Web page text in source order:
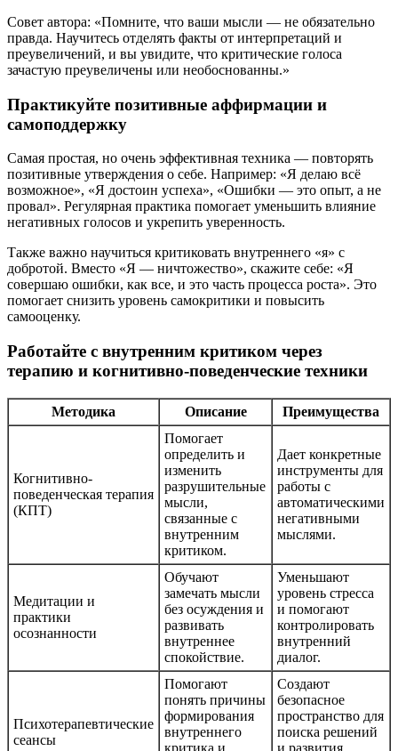
Совет автора: «Помните, что ваши мысли — не обязательно
правда. Научитесь отделять факты от интерпретаций и
преувеличений, и вы увидите, что критические голоса
зачастую преувеличены или необоснованны.»
Практикуйте позитивные аффирмации и
самоподдержку
Самая простая, но очень эффективная техника — повторять
позитивные утверждения о себе. Например: «Я делаю всё
возможное», «Я достоин успеха», «Ошибки — это опыт, а не
провал». Регулярная практика помогает уменьшить влияние
негативных голосов и укрепить уверенность.
Также важно научиться критиковать внутреннего «я» с
добротой. Вместо «Я — ничтожество», скажите себе: «Я
совершаю ошибки, как все, и это часть процесса роста». Это
помогает снизить уровень самокритики и повысить
самооценку.
Работайте с внутренним критиком через
терапию и когнитивно-поведенческие техники
Методика Описание Преимущества
Когнитивно-
поведенческая терапия
(КПТ)
Помогает
определить и
изменить
разрушительные
мысли,
связанные с
внутренним
критиком.
Дает конкретные
инструменты для
работы с
автоматическими
негативными
мыслями.
Медитации и
практики
осознанности
Обучают
замечать мысли
без осуждения и
развивать
внутреннее
спокойствие.
Уменьшают
уровень стресса
и помогают
контролировать
внутренний
диалог.
Психотерапевтические
сеансы
Помогают
понять причины
формирования
внутреннего
критика и
Создают
безопасное
пространство для
поиска решений
и развития